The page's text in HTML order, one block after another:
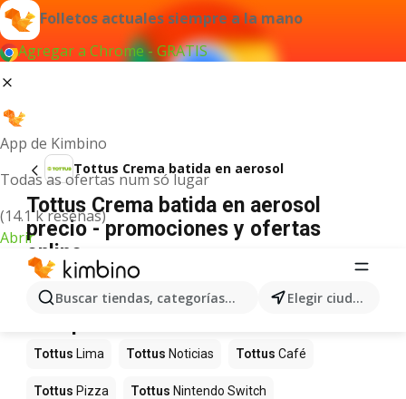
Folletos actuales siempre a la mano
Agregar a Chrome - GRATIS
App de Kimbino
Todas as ofertas num só lugar
(14.1 k reseñas)
Abrir
Buscar tiendas, categorías, productos... Elegir ciudad
Tottus Crema batida en aerosol
Tottus Crema batida en aerosol
precio - promociones y ofertas
online
No hemos encontrado resultados para este
término.
Tottus Lima Tottus Noticias Tottus Café
Tottus Pizza Tottus Nintendo Switch